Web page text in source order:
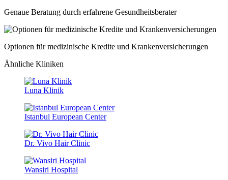
Genaue Beratung durch erfahrene Gesundheitsberater
Optionen für medizinische Kredite und Krankenversicherungen
Ähnliche Kliniken
Luna Klinik
Istanbul European Center
Dr. Vivo Hair Clinic
Wansiri Hospital